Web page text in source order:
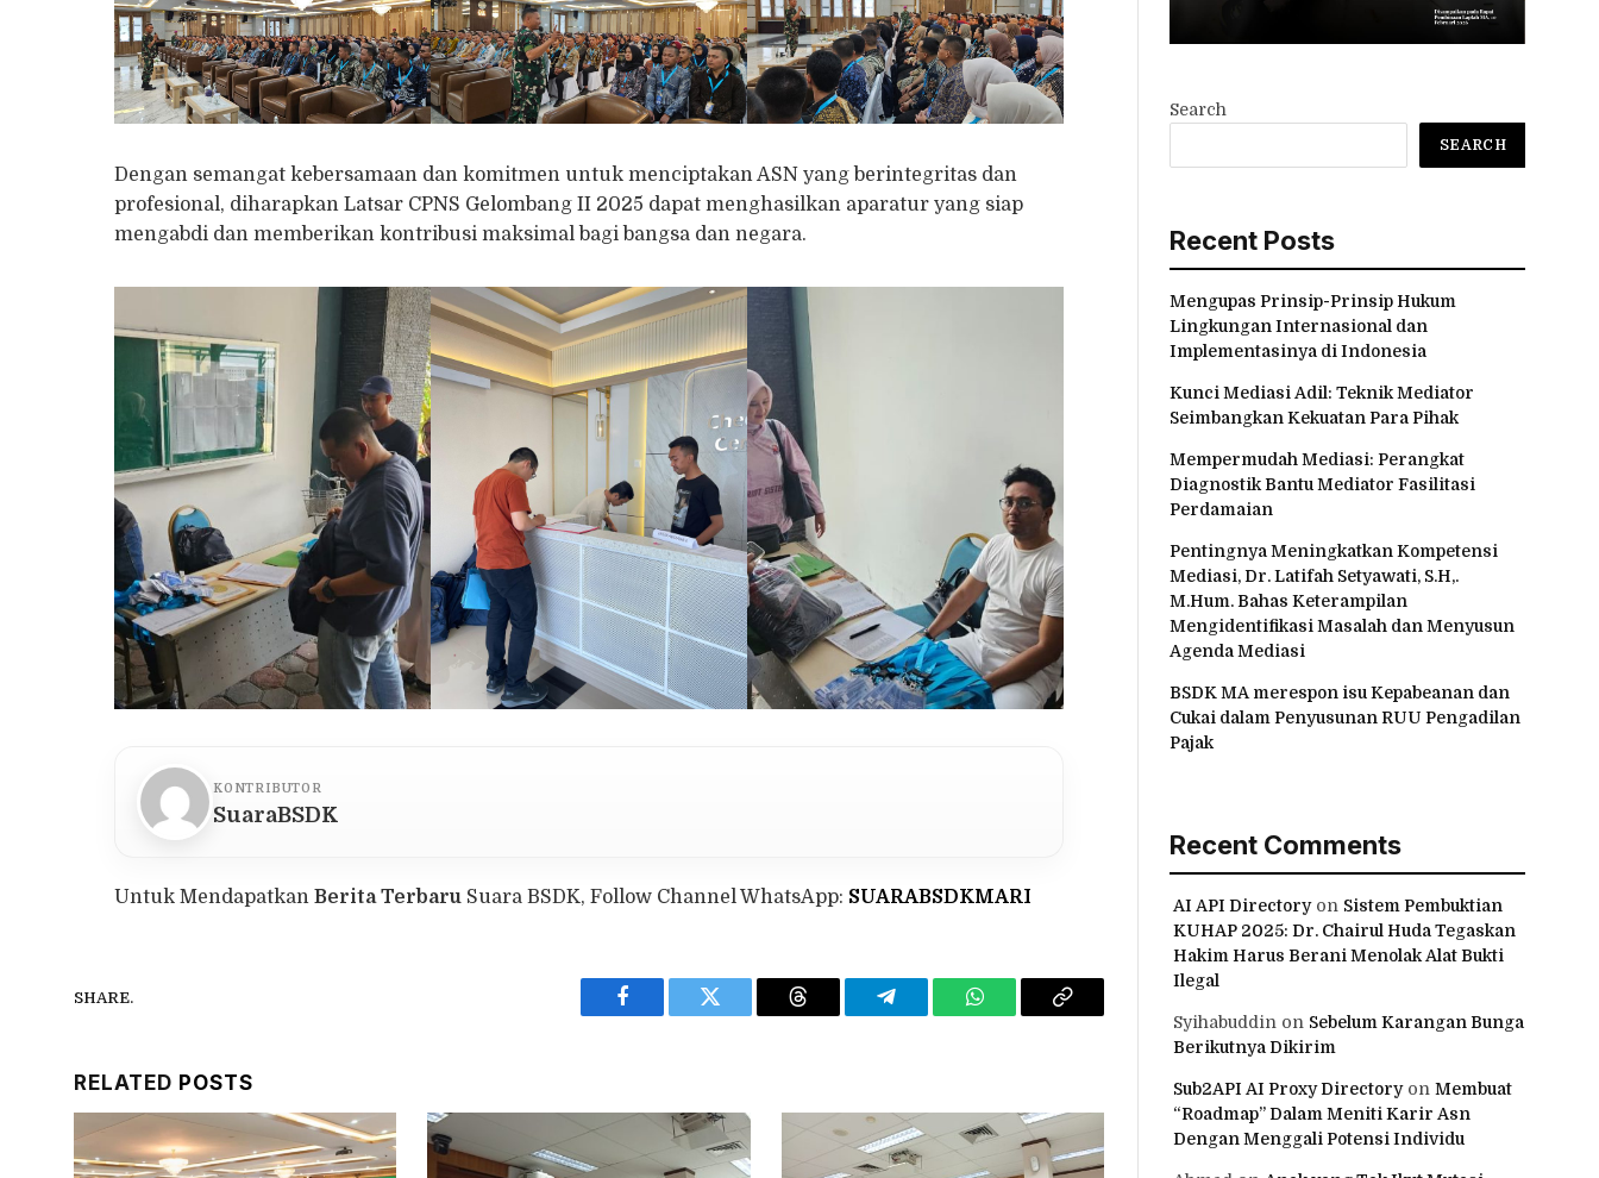
Dengan semangat kebersamaan dan komitmen untuk menciptakan ASN yang berintegritas dan
profesional, diharapkan Latsar CPNS Gelombang II 2025 dapat menghasilkan aparatur yang siap
mengabdi dan memberikan kontribusi maksimal bagi bangsa dan negara.
KONTRIBUTOR
SuaraBSDK
Untuk MendapatkanBerita Terbaru Suara BSDK, Follow Channel WhatsApp: SUARABSDKMARI
SHARE.
Facebook Twitter Threads Telegram WhatsAppCopy
RELATED POSTS
Search
SEARCH
Recent Posts
Mengupas Prinsip-Prinsip Hukum
Lingkungan Internasional dan
Implementasinya di Indonesia
Kunci Mediasi Adil: Teknik Mediator
Seimbangkan Kekuatan Para Pihak
Mempermudah Mediasi: Perangkat
Diagnostik Bantu Mediator Fasilitasi
Perdamaian
Pentingnya Meningkatkan Kompetensi
Mediasi, Dr. Latifah Setyawati, S.H,.
M.Hum. Bahas Keterampilan
Mengidentifikasi Masalah dan Menyusun
Agenda Mediasi
BSDK MA merespon isu Kepabeanan dan
Cukai dalam Penyusunan RUU Pengadilan
Pajak
Recent Comments
AI API Directoryon Sistem Pembuktian
KUHAP 2025: Dr. Chairul Huda Tegaskan
Hakim Harus Berani Menolak Alat Bukti
Ilegal
Syihabuddin on Sebelum Karangan Bunga
Berikutnya Dikirim
Sub2API AI Proxy Directoryon Membuat
“Roadmap” Dalam Meniti Karir Asn
Dengan Menggali Potensi Individu